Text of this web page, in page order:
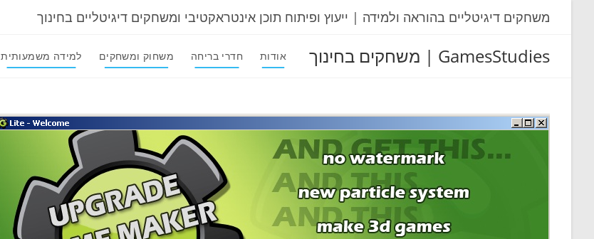
משחקים דיגיטליים בהוראה ולמידה | ייעוץ ופיתוח תוכן אינטראקטיבי ומשחקים דיגיטליים בחינוך
GamesStudies | משחקים בחינוך אודות חדרי בריחה משחוק ומשחקים למידה משמעותית